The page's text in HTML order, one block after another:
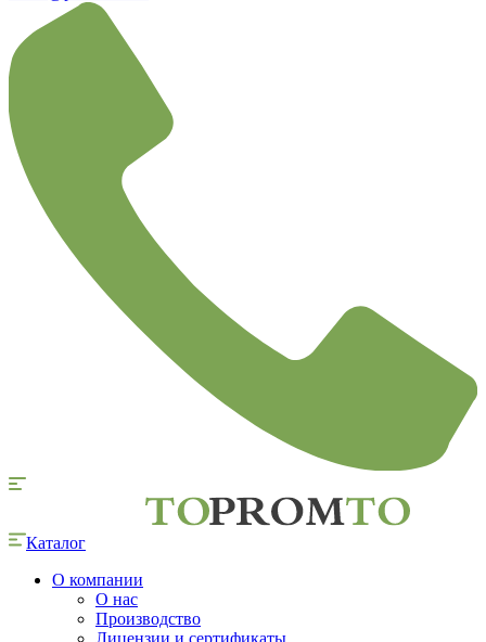
Каталог
О компании
О нас
Производство
Лицензии и сертификаты